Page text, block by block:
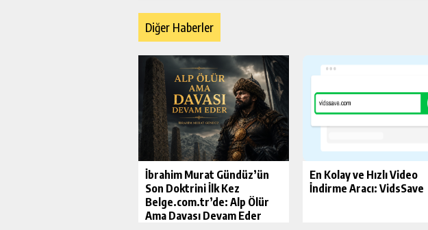
Diğer Haberler
İbrahim Murat Gündüz’ün
Son Doktrini İlk Kez
Belge.com.tr’de: Alp Ölür
Ama Davası Devam Eder
En Kolay ve Hızlı Video
İndirme Aracı: VidsSave